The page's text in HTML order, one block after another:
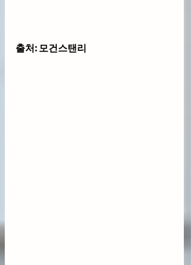
출처: 모건스탠리